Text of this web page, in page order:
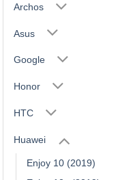
Archos
Asus
Google
Honor
HTC
Huawei
Enjoy 10 (2019)